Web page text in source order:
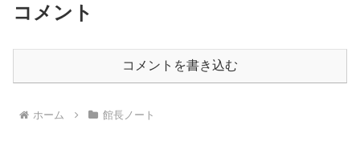
コメント
コメントを書き込む
ホーム 館長ノート